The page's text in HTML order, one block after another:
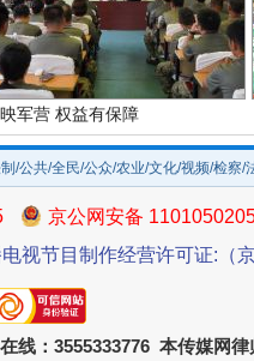
军营 权益有保障
制/公共/全民/公众/农业/文化/视频/检察/
京公网安备
电视节目制作经营许可证:（
线：3555333776 本传媒网律